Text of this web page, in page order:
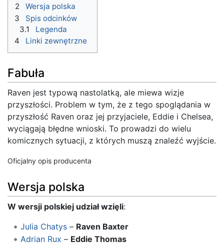
2
Wersja polska
3
Spis odcinków
3.1
Legenda
4
Linki zewnętrzne
Fabuła
Raven jest typową nastolatką, ale miewa wizje
przyszłości. Problem w tym, że z tego spoglądania w
przyszłość Raven oraz jej przyjaciele, Eddie i Chelsea,
wyciągają błędne wnioski. To prowadzi do wielu
komicznych sytuacji, z których muszą znaleźć wyjście.
Oficjalny opis producenta
Wersja polska
W wersji polskiej udział wzięli:
Julia Chatys– Raven Baxter
Adrian Rux – Eddie Thomas